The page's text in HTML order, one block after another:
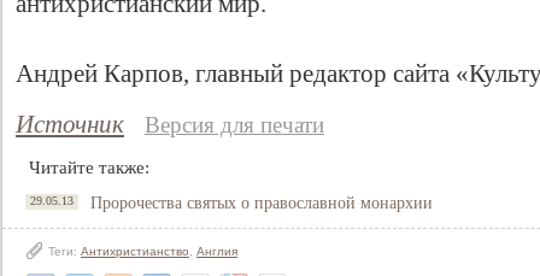
Андрей Карпов, главный редактор сайта
Источник
Версия для печати
Читайте также:
29.05.13 Пророчества святых о православной монархии
Теги: Антихристианство Англия